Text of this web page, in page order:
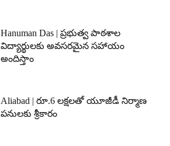
Hanuman Das | ప్రభుత్వ పాఠశాల
విద్యార్థులకు అవసరమైన సహాయం
అందిస్తాం
Aliabad | రూ.6 లక్షలతో యూజీడీ నిర్మాణ
పనులకు శ్రీకారం